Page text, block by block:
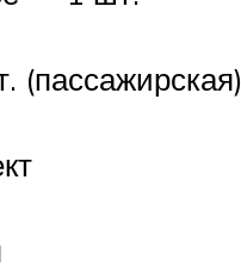
(пассажирская)